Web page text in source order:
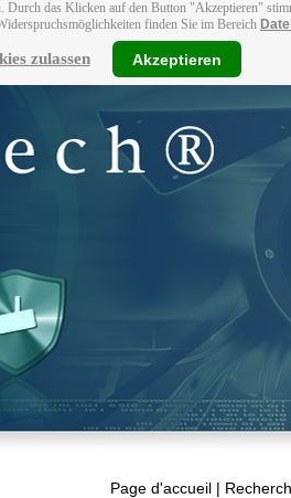
das Klicken auf den Button "Akzeptieren"
finden Sie im Bereich
zulassen Akzeptieren
Page d'accueil |